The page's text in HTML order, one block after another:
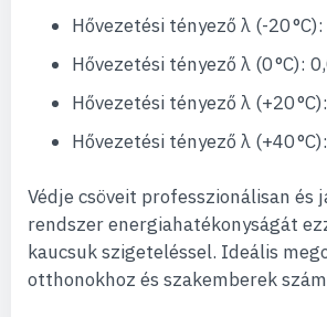
Hővezetési tényező λ (-20
Hővezetési tényező λ (0 °C):
Hővezetési tényező λ (+20
Hővezetési tényező λ (+40
Védje csöveit professzionálisan és
rendszer energiahatékonyságát
kaucsuk szigeteléssel. Ideális
otthonokhoz és szakemberek